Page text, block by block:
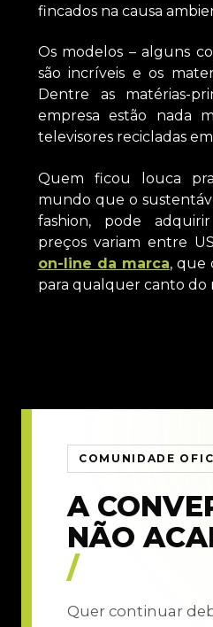
fincados na causa
Os modelos – alguns
são incríveis e os
Dentre as matérias-
empresa estão nada
televisores recicladas
Quem ficou louca
mundo que o
fashion, pode
preços variam entre
on-line da marca, que
para qualquer canto do
COMUNIDADE
A
NÃO
/
Quer continuar